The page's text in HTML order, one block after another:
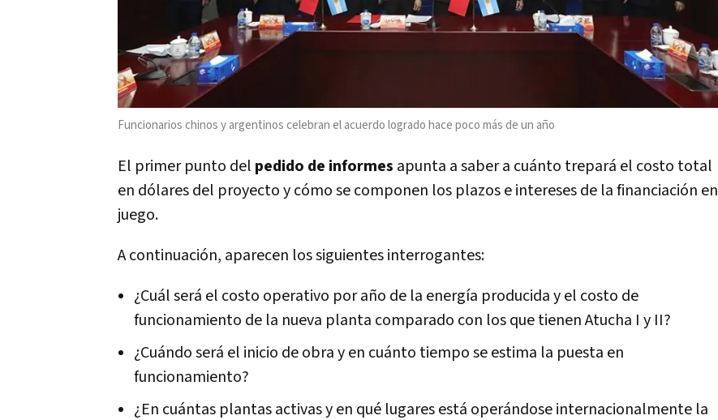
Funcionarios chinos y argentinos celebran el acuerdo logrado hace poco más de un año
El primer punto del pedido de informes apunta a saber a cuánto trepará el costo total
en dólares del proyecto y cómo se componen los plazos e intereses de la financiación en
juego.
A continuación, aparecen los siguientes interrogantes:
¿Cuál será el costo operativo por año de la energía producida y el costo de
funcionamiento de la nueva planta comparado con los que tienen Atucha I y II?
¿Cuándo será el inicio de obra y en cuánto tiempo se estima la puesta en
funcionamiento?
¿En cuántas plantas activas y en qué lugares está operándose internacionalmente la